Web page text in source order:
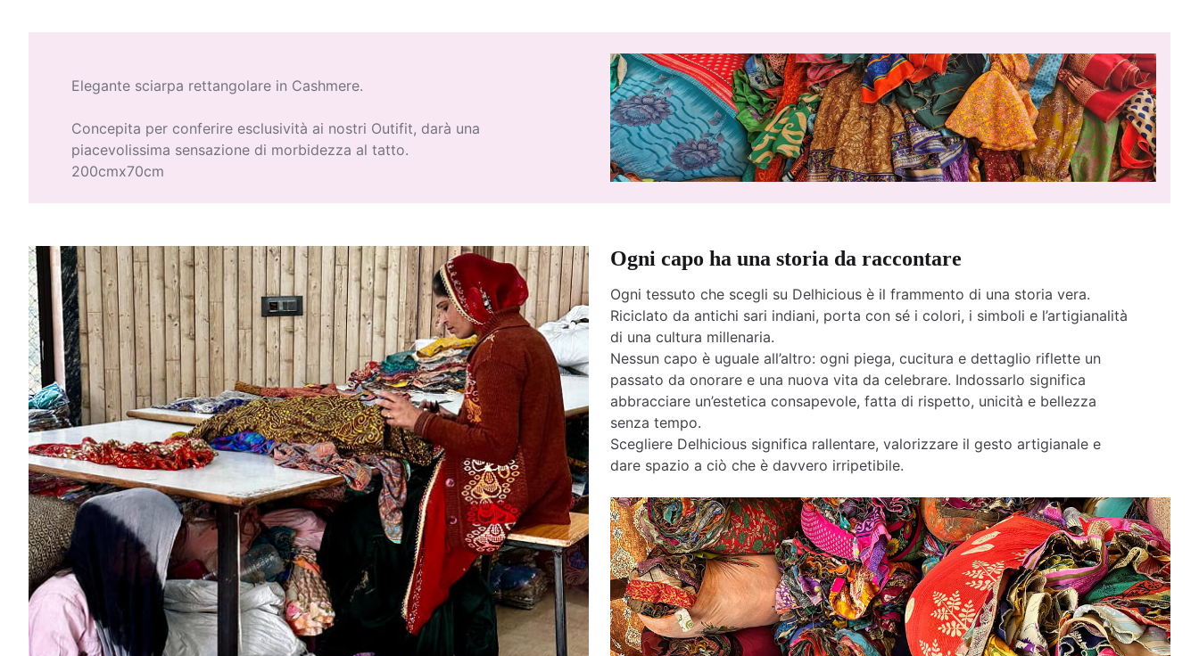
Elegante sciarpa rettangolare in Cashmere.
Concepita per conferire esclusività ai nostri Outifit, darà una
piacevolissima sensazione di morbidezza al tatto.
200cmx70cm
Ogni capo ha una storia da raccontare
Ogni tessuto che scegli su Delhicious è il frammento di una storia vera.
Riciclato da antichi sari indiani, porta con sé i colori, i simboli e l’artigianalità
di una cultura millenaria.
Nessun capo è uguale all’altro: ogni piega, cucitura e dettaglio riflette un
passato da onorare e una nuova vita da celebrare. Indossarlo significa
abbracciare un’estetica consapevole, fatta di rispetto, unicità e bellezza
senza tempo.
Scegliere Delhicious significa rallentare, valorizzare il gesto artigianale e
dare spazio a ciò che è davvero irripetibile.